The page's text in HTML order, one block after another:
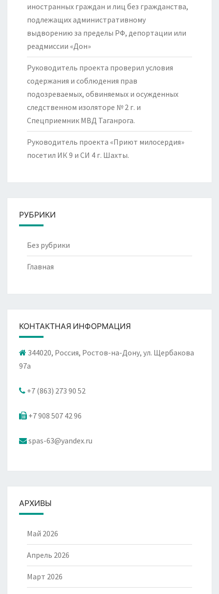
иностранных граждан и лиц без гражданства,
подлежащих административному
выдворению за пределы РФ, депортации или
реадмиссии «Дон»
Руководитель проекта проверил условия
содержания и соблюдения прав
подозреваемых, обвиняемых и осужденных
следственном изоляторе № 2 г. и
Спецприемник МВД Таганрога.
Руководитель проекта «Приют милосердия»
посетил ИК 9 и СИ 4 г. Шахты.
РУБРИКИ
Без рубрики
Главная
КОНТАКТНАЯ ИНФОРМАЦИЯ
344020, Россия, Ростов-на-Дону, ул. Щербакова
97а
+7 (863) 273 90 52
+7 908 507 42 96
spas-63@yandex.ru
АРХИВЫ
Май 2026
Апрель 2026
Март 2026